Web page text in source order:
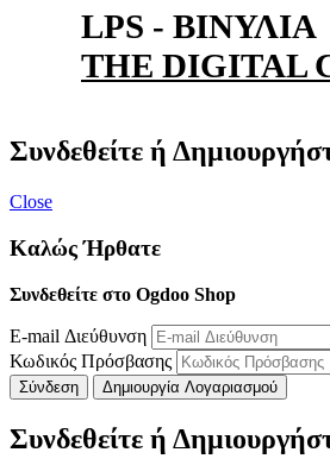
LPS - ΒΙΝΎΛΙΑ
THE DIGITAL
Συνδεθείτε ή
Close
Καλώς Ήρθατε
Συνδεθείτε στο Ogdoo Shop
E-mail Διεύθυνση
Κωδικός Πρόσβασης
Σύνδεση Δημιουργία Λογαριασμού
Συνδεθείτε ή